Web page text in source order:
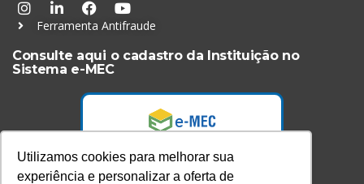
Utilizamos cookies para melhorar sua
experiência e personalizar a oferta de
Ferramenta Antifraude
Consulte aqui o cadastro da Instituição no
Sistema e-MEC